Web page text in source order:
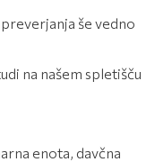
še vedno
na našem spletišču
enota, davčna